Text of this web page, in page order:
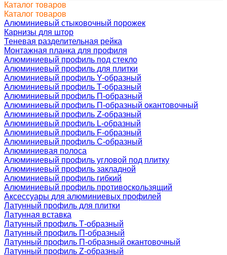
Каталог товаров
Каталог товаров
Алюминиевый стыковочный порожек
Карнизы для штор
Теневая разделительная рейка
Монтажная планка для профиля
Алюминиевый профиль под стекло
Алюминиевый профиль для плитки
Алюминиевый профиль Y-образный
Алюминиевый профиль Т-образный
Алюминиевый профиль П-образный
Алюминиевый профиль П-образный окантовочный
Алюминиевый профиль Z-образный
Алюминиевый профиль L-образный
Алюминиевый профиль F-образный
Алюминиевый профиль C-образный
Алюминиевая полоса
Алюминиевый профиль угловой под плитку
Алюминиевый профиль закладной
Алюминиевый профиль гибкий
Алюминиевый профиль противоскользящий
Аксессуары для алюминиевых профилей
Латунный профиль для плитки
Латунная вставка
Латунный профиль Т-образный
Латунный профиль П-образный
Латунный профиль П-образный окантовочный
Латунный профиль Z-образный